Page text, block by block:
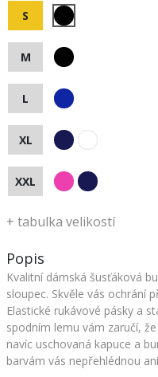
S
M
L
XL
XXL
+ tabulka velikostí
Popis
Kvalitní dámská šusťáková
sloupec. Skvěle vás ochrání
Elastické rukávové pásky a
spodním lemu vám zaručí,
navíc uschovaná kapuce a
barvám vás nepřehlédnou